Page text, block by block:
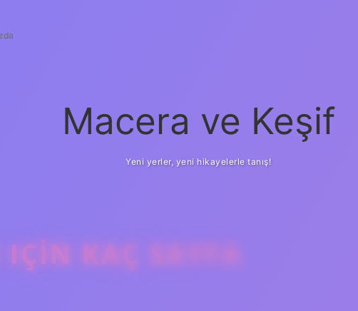
Macera ve Keşif
Yeni yerler, yeni hikayelerle tanış!
KAÇ SAYFA